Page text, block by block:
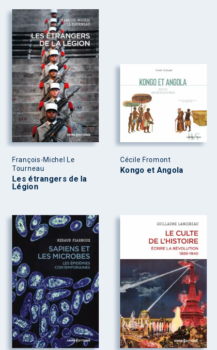
François-Michel Le
Tourneau
Les étrangers de la
Légion
Cécile Fromont
Kongo et Angola